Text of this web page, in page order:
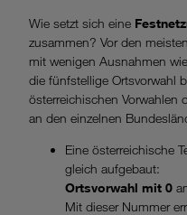
Wie setzt sich eine
zusammen? Vor den
mit wenigen Ausnahmen
die fünfstellige Ortsvorwahl
österreichischen Vorwahlen
an den einzelnen
Eine österreichische
gleich aufgebaut:
Ortsvorwahl mit 0
Mit dieser Nummer